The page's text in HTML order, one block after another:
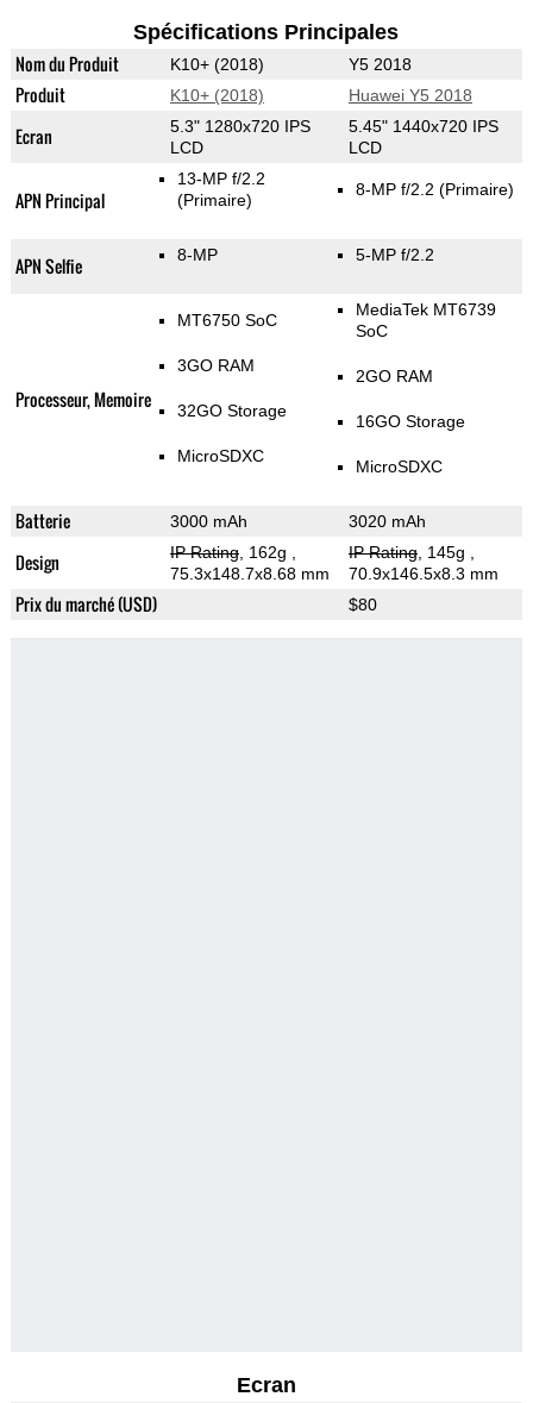
Spécifications Principales
Nom du Produit K10+ (2018) Y5 2018
Produit K10+ (2018) Huawei Y5 2018
Ecran
5.3" 1280x720 IPS
LCD
5.45" 1440x720 IPS
LCD
APN Principal
13-MP f/2.2
(Primaire)
8-MP f/2.2 (Primaire)
APN Selfie 8-MP 5-MP f/2.2
Processeur, Memoire
MT6750 SoC
3GO RAM
32GO Storage
MicroSDXC
MediaTek MT6739
SoC
2GO RAM
16GO Storage
MicroSDXC
Batterie 3000 mAh 3020 mAh
Design IP Rating, 162g
75.3x148.7x8.68 mm
IP Rating, 145g
70.9x146.5x8.3 mm
Prix du marché (USD) $80
Ecran